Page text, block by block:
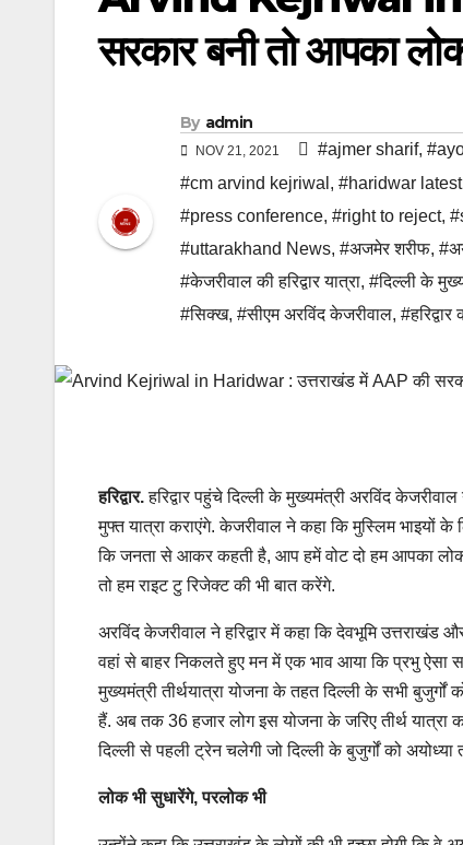
सरकार बनी तो आपका
By admin
NOV 21, 2021 #ajmer sharif,
#cm arvind kejriwal , #haridwar
#press conference, #right to reject,
#uttarakhand News, #अजमेर शरीफ,
#केजरीवाल की हरिद्वार यात्रा, #दिल्ली के
#सिक्ख, #सीएम अरविंद केजरीवाल,
हरिद्वार.हरिद्वार पहुंचे दिल्ली के मुख्यमंत्री अरविंद
मुफ्त यात्रा कराएंगे. केजरीवाल ने कहा कि मुस्लिम भाइयों के
कि जनता से आकर कहती है, आप हमें वोट दो हम आपका लोक
तो हम राइट टु रिजेक्ट की भी बात करेंगे.
अरविंद केजरीवाल ने हरिद्वार में कहा कि देवभूमि
वहां से बाहर निकलते हुए मन में एक भाव आया कि प्रभु ऐसा
मुख्यमंत्री तीर्थयात्रा योजना के तहत दिल्ली के सभी
हैं. अब तक 36 हजार लोग इस योजना के जरिए तीर्थ यात्रा
दिल्ली से पहली ट्रेन चलेगी जो दिल्ली के बुजुर्गों को अयोध्या
लोक भी सुधारेंगे, परलोक भी